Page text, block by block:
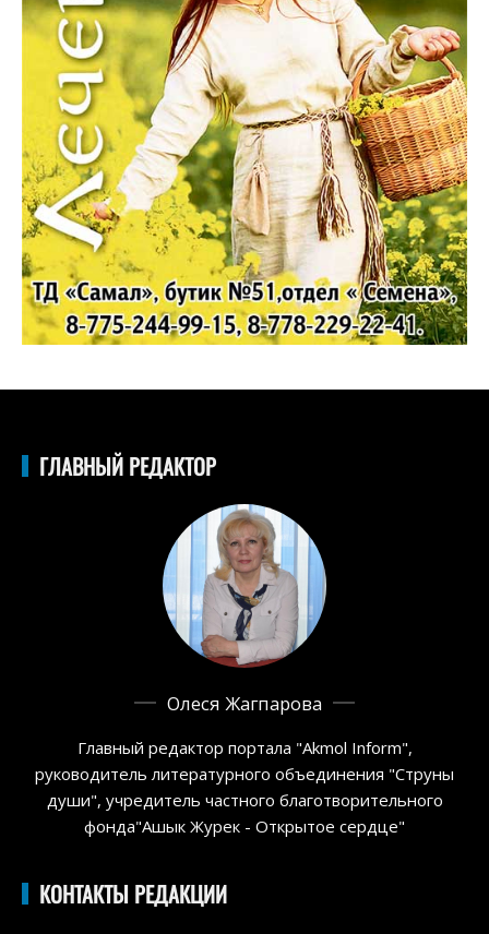
ГЛАВНЫЙ РЕДАКТОР
Олеся Жагпарова
Главный редактор портала "Akmol Inform",
руководитель литературного объединения "Струны
души", учредитель частного благотворительного
фонда"Ашык Журек - Открытое сердце"
КОНТАКТЫ РЕДАКЦИИ